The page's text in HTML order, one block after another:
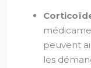
peuvent
les